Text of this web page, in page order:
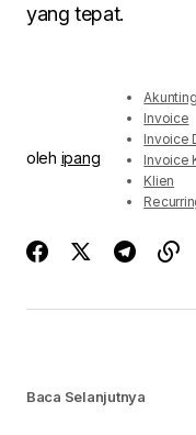
yang tepat.
oleh ipang
Akunting
Invoice
Invoice
Invoice
Klien
Baca Selanjutnya